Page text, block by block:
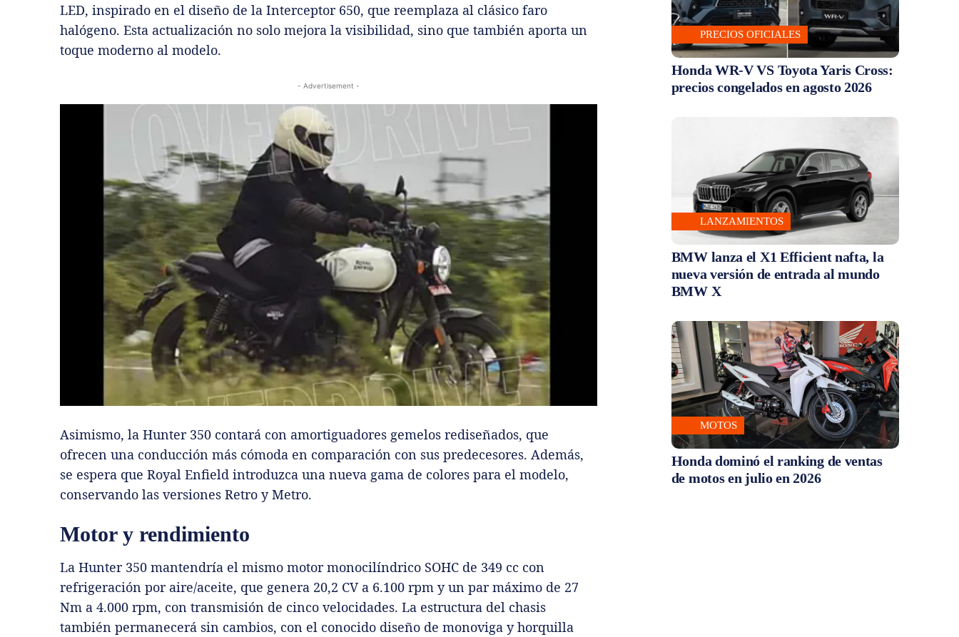
LED, inspirado en el diseño de la Interceptor 650, que reemplaza al clásico faro
halógeno. Esta actualización no solo mejora la visibilidad, sino que también aporta un
toque moderno al modelo.
- Advertisement -
Asimismo, la Hunter 350 contará con amortiguadores gemelos rediseñados, que
ofrecen una conducción más cómoda en comparación con sus predecesores. Además,
se espera que Royal Enfield introduzca una nueva gama de colores para el modelo,
conservando las versiones Retro y Metro.
Motor y rendimiento
La Hunter 350 mantendría el mismo motor monocilíndrico SOHC de 349 cc con
refrigeración por aire/aceite, que genera 20,2 CV a 6.100 rpm y un par máximo de 27
Nm a 4.000 rpm, con transmisión de cinco velocidades. La estructura del chasis
también permanecerá sin cambios, con el conocido diseño de monoviga y horquilla
PRECIOS OFICIALES
Honda WR-V VS Toyota Yaris Cross:
precios congelados en agosto 2026
LANZAMIENTOS
BMW lanza el X1 Efficient nafta, la
nueva versión de entrada al mundo
BMW X
MOTOS
Honda dominó el ranking de ventas
de motos en julio en 2026